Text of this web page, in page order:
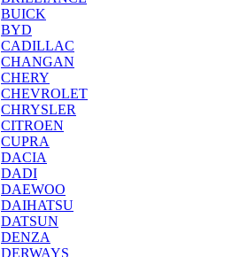
BUICK
BYD
CADILLAC
CHANGAN
CHERY
CHEVROLET
CHRYSLER
CITROEN
CUPRA
DACIA
DADI
DAEWOO
DAIHATSU
DATSUN
DENZA
DERWAYS